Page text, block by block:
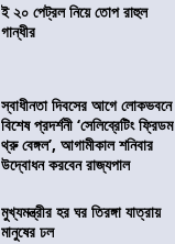
ই ২০ পেট্রল নিয়ে তোপ রাহুল
গান্ধীর
স্বাধীনতা দিবসের আগে লোকভবনে
বিশেষ প্রদর্শনী ‘সেলিব্রেটিং ফ্রিডম
থ্রু বেঙ্গল’, আগামীকাল শনিবার
উদ্বোধন করবেন রাজ্যপাল
মুখ্যমন্ত্রীর হর ঘর তিরঙ্গা যাত্রায়
মানুষের ঢল